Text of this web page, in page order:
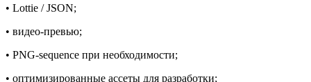
• Lottie / JSON;
• видео-превью;
• PNG-sequence при необходимости;
• оптимизированные ассеты для разработки;